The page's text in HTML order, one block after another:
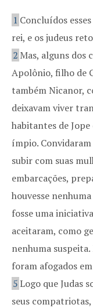
1 Concluídos
rei, e os judeus
2 Mas, alguns dos
Apolônio, filho de
também Nicanor,
deixavam viver
habitantes de
ímpio.
subir com suas
embarcações,
houvesse
fosse uma
aceitaram, como
nenhuma
foram afogados
5Logo que Judas
seus